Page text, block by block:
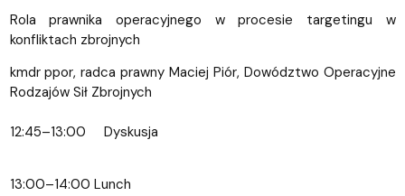
Rola prawnika operacyjnego w procesie targetingu w
konfliktach zbrojnych
kmdr ppor, radca prawny Maciej Piór, Dowództwo Operacyjne
Rodzajów Sił Zbrojnych
12:45–13:00 Dyskusja
13:00–14:00 Lunch